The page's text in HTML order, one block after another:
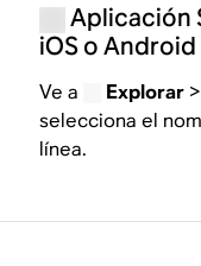
Aplicación
iOS o Android
Ve a Explorar>
selecciona el
línea.